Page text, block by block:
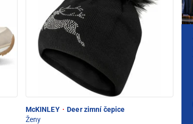
McKINLEY · Deer zimní čepice
Ženy